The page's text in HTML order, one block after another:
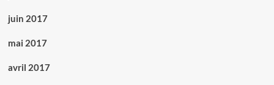
juin 2017
mai 2017
avril 2017